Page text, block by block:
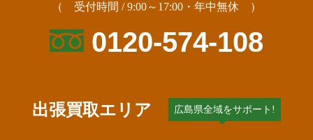
（ 受付時間 / 9:00～17:00・年中無休 ）
0120-574-108
出張買取エリア 広島県全域をサポート!